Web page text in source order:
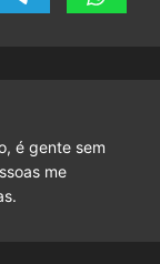
é gente sem
me